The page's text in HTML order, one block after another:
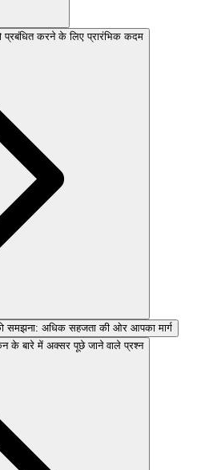
प्रबंधित करने के लिए प्रारंभिक कदम
समझना: अधिक सहजता की ओर आपका मार्ग
के बारे में अक्सर पूछे जाने वाले प्रश्न